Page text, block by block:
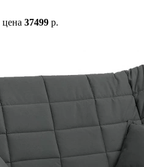
цена 37499 р.